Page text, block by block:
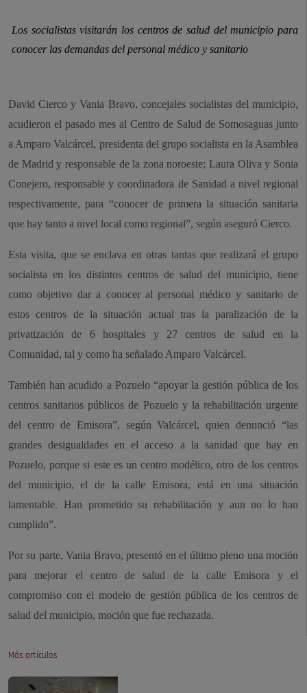
Los socialistas visitarán los centros de salud del municipio para
conocer las demandas del personal médico y sanitario
David Cierco y Vania Bravo, concejales socialistas del municipio,
acudieron el pasado mes al Centro de Salud de Somosaguas junto
a Amparo Valcárcel, presidenta del grupo socialista en la Asamblea
de Madrid y responsable de la zona noroeste; Laura Oliva y Sonia
Conejero, responsable y coordinadora de Sanidad a nivel regional
respectivamente, para “conocer de primera la situación sanitaria
que hay tanto a nivel local como regional”, según aseguró Cierco.
Esta visita, que se enclava en otras tantas que realizará el grupo
socialista en los distintos centros de salud del municipio, tiene
como objetivo dar a conocer al personal médico y sanitario de
estos centros de la situación actual tras la paralización de la
privatización de 6 hospitales y 27 centros de salud en la
Comunidad, tal y como ha señalado Amparo Valcárcel.
También han acudido a Pozuelo “apoyar la gestión pública de los
centros sanitarios públicos de Pozuelo y la rehabilitación urgente
del centro de Emisora”, según Valcárcel, quien denunció “las
grandes desigualdades en el acceso a la sanidad que hay en
Pozuelo, porque si este es un centro modélico, otro de los centros
del municipio, el de la calle Emisora, está en una situación
lamentable. Han prometido su rehabilitación y aun no lo han
cumplido”.
Por su parte, Vania Bravo, presentó en el último pleno una moción
para mejorar el centro de salud de la calle Emisora y el
compromiso con el modelo de gestión pública de los centros de
salud del municipio, moción que fue rechazada.
Más artículos